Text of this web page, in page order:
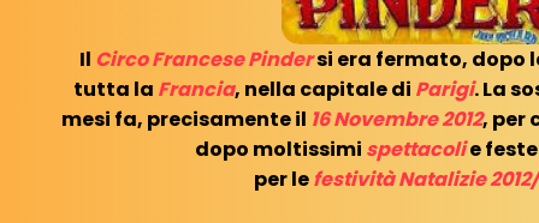
Il Circo Francese Pindersi era fermato, dopo
tutta la Francia, nella capitale di Parigi. La
mesi fa, precisamente il 16 Novembre 2012, per
dopo moltissimi spettacolie
per lefestività Natalizie 2012/